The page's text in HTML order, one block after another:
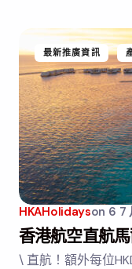
最新推廣資訊
HKAHolidayson 6 7
香港航空直航
\ 直航！額外每位